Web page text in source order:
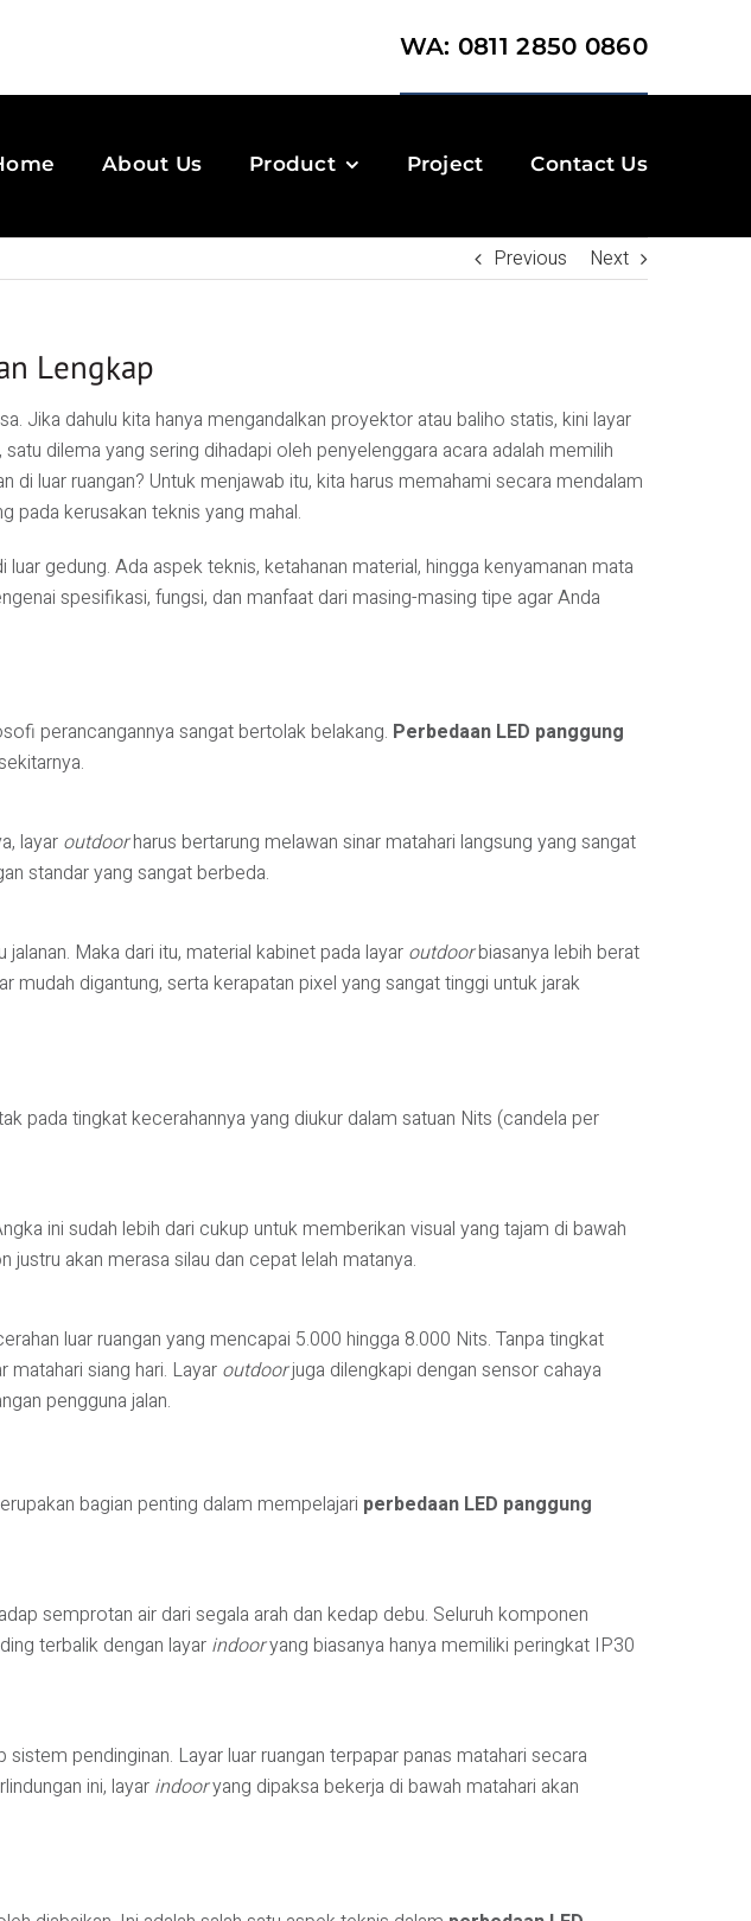
WA: 0811 2850 0860
About Us Product Project Contact Us
Previous Next
Lengkap
Jika dahulu kita hanya mengandalkan proyektor atau baliho statis, kini layar
dilema yang sering dihadapi oleh penyelenggara acara adalah memilih
di luar ruangan? Untuk menjawab itu, kita harus memahami secara mendalam
pada kerusakan teknis yang mahal.
gedung. Ada aspek teknis, ketahanan material, hingga kenyamanan mata
spesifikasi, fungsi, dan manfaat dari masing-masing tipe agar Anda
perancangannya sangat bertolak belakang. Perbedaan LED panggung
layar outdoorharus bertarung melawan sinar matahari langsung yang sangat
standar yang sangat berbeda.
Maka dari itu, material kabinet pada layar outdoorbiasanya lebih berat
digantung, serta kerapatan pixel yang sangat tinggi untuk jarak
pada tingkat kecerahannya yang diukur dalam satuan Nits (candela per
ini sudah lebih dari cukup untuk memberikan visual yang tajam di bawah
akan merasa silau dan cepat lelah matanya.
luar ruangan yang mencapai 5.000 hingga 8.000 Nits. Tanpa tingkat
matahari siang hari. Layar outdoorjuga dilengkapi dengan sensor cahaya
pengguna jalan.
bagian penting dalam mempelajari perbedaan LED panggung
semprotan air dari segala arah dan kedap debu. Seluruh komponen
terbalik dengan layar indooryang biasanya hanya memiliki peringkat IP30
sistem pendinginan. Layar luar ruangan terpapar panas matahari secara
ini, layar indooryang dipaksa bekerja di bawah matahari akan